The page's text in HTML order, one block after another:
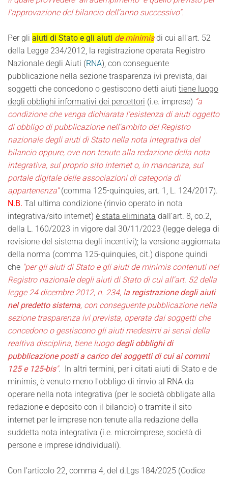
l'approvazione del bilancio dell'anno successivo".
Per gli aiuti di Stato e gli aiuti de minimisdi cui all'art. 52
della Legge 234/2012, la registrazione operata Registro
Nazionale degli Aiuti (RNA), con conseguente
pubblicazione nella sezione trasparenza ivi prevista, dai
soggetti che concedono o gestiscono detti aiuti tiene luogo
degli obblighi informativi dei percettori (i.e. imprese) “a
condizione che venga dichiarata l'esistenza di aiuti oggetto
di obbligo di pubblicazione nell'ambito del Registro
nazionale degli aiuti di Stato nella nota integrativa del
bilancio oppure, ove non tenute alla redazione della nota
integrativa, sul proprio sito internet o, in mancanza, sul
portale digitale delle associazioni di categoria di
appartenenza”(comma 125-quinquies, art. 1, L. 124/2017).
N.B. Tal ultima condizione (rinvio operato in nota
integrativa/sito internet) è stata eliminata dall’art. 8, co.2,
della L. 160/2023 in vigore dal 30/11/2023 (legge delega di
revisione del sistema degli incentivi); la versione aggiornata
della norma (comma 125-quinquies, cit.) dispone quindi
che "per gli aiuti di Stato e gli aiuti de minimis contenuti nel
Registro nazionale degli aiuti di Stato di cui all'art. 52 della
legge 24 dicembre 2012, n. 234, la registrazione degli aiuti
nel predetto sistema, con conseguente pubblicazione nella
sezione trasparenza ivi prevista, operata dai soggetti che
concedono o gestiscono gli aiuti medesimi ai sensi della
realtiva disciplina, tiene luogo degli obblighi di
pubblicazione posti a carico dei soggetti di cui ai commi
125 e 125-bis". In altri termini, per i citati aiuti di Stato e de
minimis, è venuto meno l'obbligo di rinvio al RNA da
operare nella nota integrativa (per le società obbligate alla
redazione e deposito con il bilancio) o tramite il sito
internet per le imprese non tenute alla redazione della
suddetta nota integrativa (i.e. microimprese, società di
persone e imprese idndividuali).
Con l'articolo 22, comma 4, del d.Lgs 184/2025 (Codice